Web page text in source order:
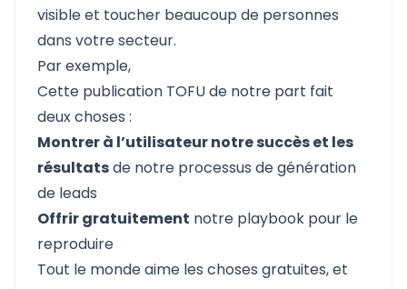
visible et toucher beaucoup de personnes
dans votre secteur.
Par exemple,
Cette publication TOFU de notre part fait
deux choses :
Montrer à l’utilisateur notre succès et les
résultatsde notre processus de génération
de leads
Offrir gratuitement notre playbook pour le
reproduire
Tout le monde aime les choses gratuites, et